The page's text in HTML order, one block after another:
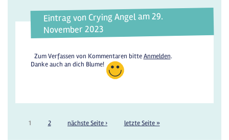
Eintrag von Crying Angel am 29.
November 2023
Zum Verfassen von Kommentaren bitteAnmelden.
Danke auch an dich Blume!
1 2 nächste Seite › letzte Seite »